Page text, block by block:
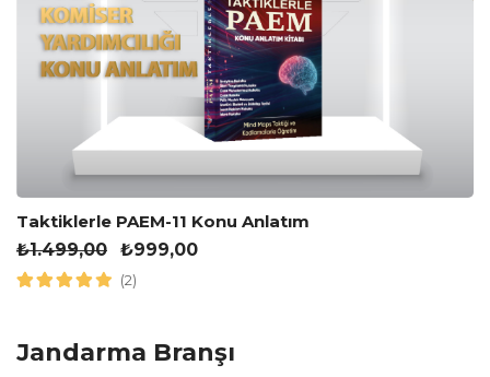
Taktiklerle PAEM-11 Konu Anlatım
₺1.499,00 ₺999,00
(2)
Jandarma Branşı